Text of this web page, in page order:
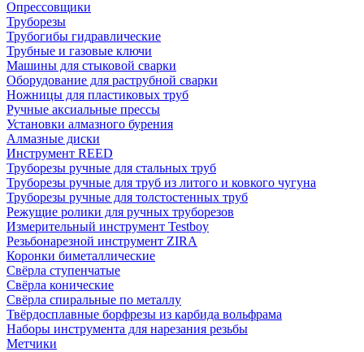
Опрессовщики
Труборезы
Трубогибы гидравлические
Трубные и газовые ключи
Машины для стыковой сварки
Оборудование для раструбной сварки
Ножницы для пластиковых труб
Ручные аксиальные прессы
Установки алмазного бурения
Алмазные диски
Инструмент REED
Труборезы ручные для стальных труб
Труборезы ручные для труб из литого и ковкого чугуна
Труборезы ручные для толстостенных труб
Режущие ролики для ручных труборезов
Измерительный инструмент Testboy
Резьбонарезной инструмент ZIRA
Коронки биметаллические
Свёрла ступенчатые
Свёрла конические
Свёрла спиральные по металлу
Твёрдосплавные борфрезы из карбида вольфрама
Наборы инструмента для нарезания резьбы
Метчики